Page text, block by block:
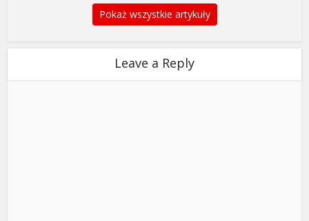
Pokaż wszystkie artykuły
Leave a Reply